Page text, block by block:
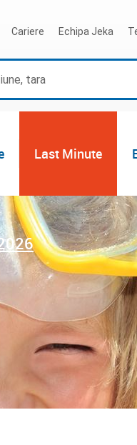
Cariere Echipa Jeka
Last Minute